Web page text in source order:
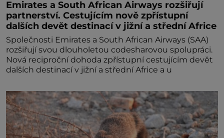
Emirates a South African Airways rozšiřují
partnerství. Cestujícím nově zpřístupní
dalších devět destinací v jižní a střední Africe
Společnosti Emirates a South African Airways (SAA)
rozšiřují svou dlouholetou codesharovou spolupráci.
Nová reciproční dohoda zpřístupní cestujícím devět
dalších destinací v jižní a střední Africe a u